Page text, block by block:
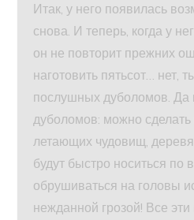
Итак, у него появилась
снова. И теперь, когда у
он не повторит прежних
наготовить пятьсот… нет,
послушных дуболомов. Да
дуболомов: можно
летающих чудовищ,
будут быстро носиться по
обрушиваться на головы
нежданной грозой! Все